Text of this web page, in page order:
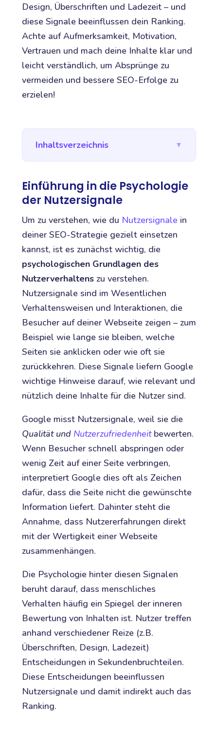
Design, Überschriften und Ladezeit – und
diese Signale beeinflussen dein Ranking.
Achte auf Aufmerksamkeit, Motivation,
Vertrauen und mach deine Inhalte klar und
leicht verständlich, um Absprünge zu
vermeiden und bessere SEO-Erfolge zu
erzielen!
Inhaltsverzeichnis ▼
Einführung in die Psychologie
der Nutzersignale
Um zu verstehen, wie du Nutzersignale in
deiner SEO-Strategie gezielt einsetzen
kannst, ist es zunächst wichtig, die
psychologischen Grundlagen des
Nutzerverhaltenszu verstehen.
Nutzersignale sind im Wesentlichen
Verhaltensweisen und Interaktionen, die
Besucher auf deiner Webseite zeigen – zum
Beispiel wie lange sie bleiben, welche
Seiten sie anklicken oder wie oft sie
zurückkehren. Diese Signale liefern Google
wichtige Hinweise darauf, wie relevant und
nützlich deine Inhalte für die Nutzer sind.
Google misst Nutzersignale, weil sie die
Qualität und Nutzerzufriedenheitbewerten.
Wenn Besucher schnell abspringen oder
wenig Zeit auf einer Seite verbringen,
interpretiert Google dies oft als Zeichen
dafür, dass die Seite nicht die gewünschte
Information liefert. Dahinter steht die
Annahme, dass Nutzererfahrungen direkt
mit der Wertigkeit einer Webseite
zusammenhängen.
Die Psychologie hinter diesen Signalen
beruht darauf, dass menschliches
Verhalten häufig ein Spiegel der inneren
Bewertung von Inhalten ist. Nutzer treffen
anhand verschiedener Reize (z.B.
Überschriften, Design, Ladezeit)
Entscheidungen in Sekundenbruchteilen.
Diese Entscheidungen beeinflussen
Nutzersignale und damit indirekt auch das
Ranking.